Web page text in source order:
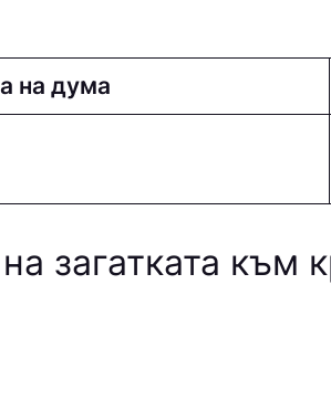
на дума
загатката към